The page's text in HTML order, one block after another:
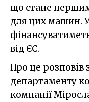
що стане
для цих машин.
від ЄС.
Про це розповів
департаменту
компанії